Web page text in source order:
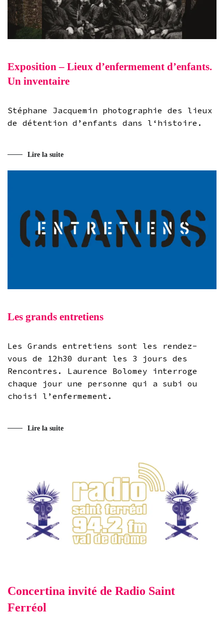
Exposition – Lieux d’enfermement d’enfants.
Un inventaire
Stéphane Jacquemin photographie des lieux
de détention d’enfants dans l‘histoire.
Lire la suite
Les grands entretiens
Les Grands entretiens sont les rendez-
vous de 12h30 durant les 3 jours des
Rencontres. Laurence Bolomey interroge
chaque jour une personne qui a subi ou
choisi l’enfermement.
Lire la suite
Concertina invité de Radio Saint
Ferréol